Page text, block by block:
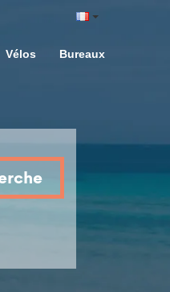
Vélos Bureaux